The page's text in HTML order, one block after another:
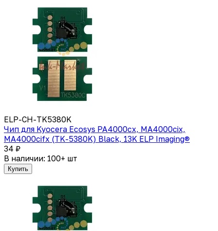
ELP-CH-TK5380K
Чип для Kyocera Ecosys PA4000cx, MA4000cix,
MA4000cifx (TK-5380K) Black, 13K ELP Imaging®
34 ₽
В наличии: 100+ шт
Купить